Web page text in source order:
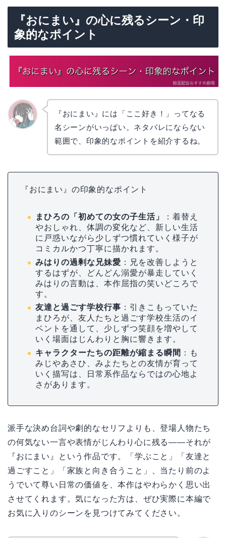
『おにまい』の心に残るシーン・印
象的なポイント
『おにまい』には「ここ好き！」ってなる
名シーンがいっぱい。ネタバレにならない
範囲で、印象的なポイントを紹介するね。
『おにまい』の印象的なポイント
まひろの「初めての女の子生活」
：着替え
やおしゃれ、体調の変化など、新しい生活
に戸惑いながら少しずつ慣れていく様子が
コミカルかつ丁寧に描かれます。
みはりの過剰な兄妹愛 ：兄を改善しようと
するはずが、どんどん溺愛が暴走していく
みはりの言動は、本作屈指の笑いどころで
す。
友達と過ごす学校行事 ：引きこもっていた
まひろが、友人たちと過ごす学校生活のイ
ベントを通して、少しずつ笑顔を増やして
いく場面はじんわりと胸に響きます。
キャラクターたちの距離が縮まる瞬間 ：も
みじやあさひ、みよたちとの友情が育って
いく描写は、日常系作品ならではの心地よ
さがあります。
派手な決め台詞や劇的なセリフよりも、登場人物たち
の何気ない一言や表情がじんわり心に残る――それが
『おにまい』という作品です。「学ぶこと」「友達と
過ごすこと」「家族と向き合うこと」、当たり前のよ
うでいて尊い日常の価値を、本作はやわらかく思い出
させてくれます。気になった方は、ぜひ実際に本編で
お気に入りのシーンを見つけてみてください。